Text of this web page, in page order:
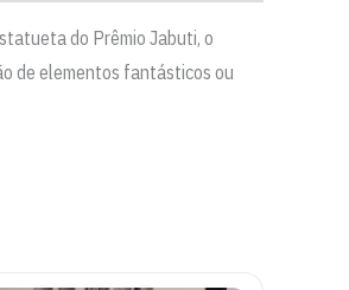
do Prêmio Jabuti, o
de elementos fantásticos ou